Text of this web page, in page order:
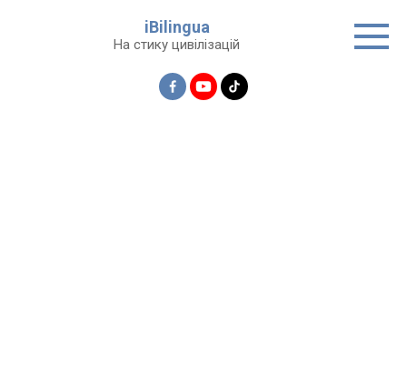
iBilingua
На стику цивілізацій